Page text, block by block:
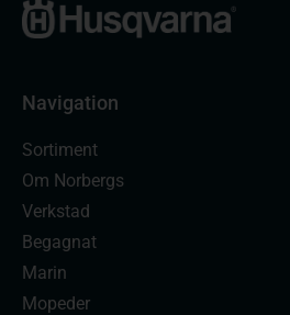
Navigation
Sortiment
Om Norbergs
Verkstad
Begagnat
Marin
Mopeder